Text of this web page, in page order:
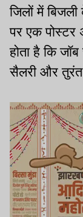
जिलों में बिजली
पर एक
होता है कि
सैलरी और तुरंत